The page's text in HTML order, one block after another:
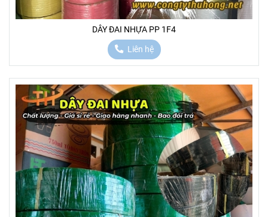
DÂY ĐAI NHỰA PP 1F4
Liên hệ